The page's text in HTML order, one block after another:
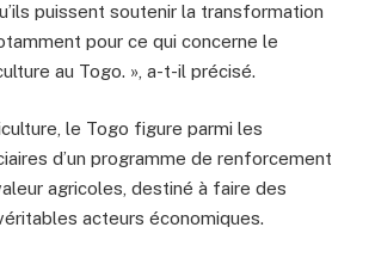
puissent soutenir la transformation
pour ce qui concerne le
au Togo. », a-t-il précisé.
le Togo figure parmi les
d’un programme de renforcement
agricoles, destiné à faire des
acteurs économiques.